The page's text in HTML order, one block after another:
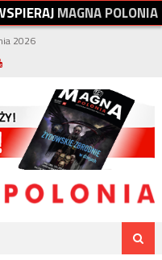
SPIERAJMAGNAPOLONIA
2026